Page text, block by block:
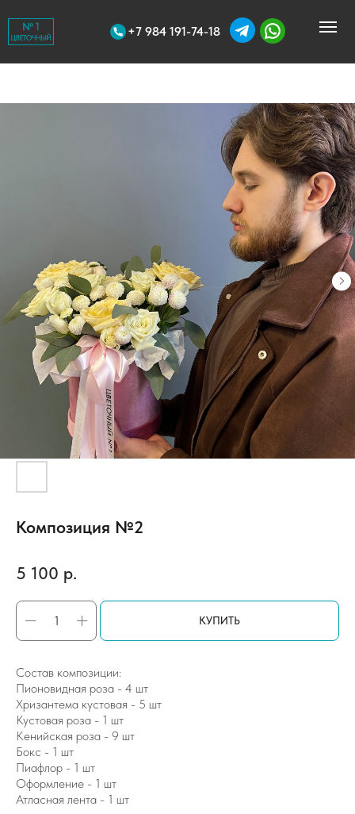
+7 984 191-74-18
Композиция №2
5 100 р.
КУПИТЬ
Состав композиции:
Пионовидная роза - 4 шт
Хризантема кустовая - 5 шт
Кустовая роза - 1 шт
Кенийская роза - 9 шт
Бокс - 1 шт
Пиафлор - 1 шт
Оформление - 1 шт
Атласная лента - 1 шт